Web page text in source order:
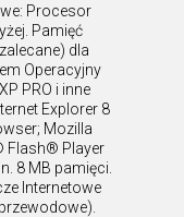
Procesor
Pamięć
dla
Operacyjny
PRO i inne
Explorer 8
Mozilla
Flash® Player
8 MB pamięci.
Internetowe